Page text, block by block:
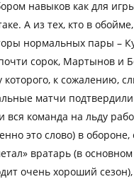
навыков как для
А из тех, кто в
нормальных пары –
сорок, Мартынов и
к сожалению,
матчи
вся команда на льду
это слово) в
вратарь (в
очень хороший сезон),